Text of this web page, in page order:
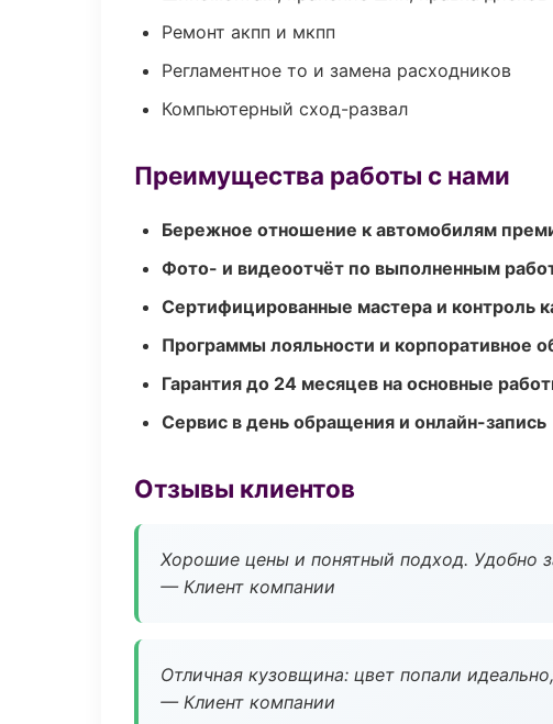
Ремонт акпп и мкпп
Регламентное то и замена расходников
Компьютерный сход-развал
Преимущества работы с нами
Бережное отношение к автомобилям
Фото- и видеоотчёт по выполненным
Сертифицированные мастера и контроль
Программы лояльности и корпоративное
Гарантия до 24 месяцев на основные
Сервис в день обращения и онлайн-запись
Отзывы клиентов
Хорошие цены и понятный подход. Удобно
— Клиент компании
Отличная кузовщина: цвет попали
— Клиент компании